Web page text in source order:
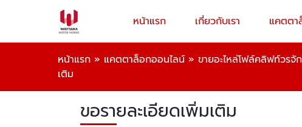
หน้าแรก เกี่ยวกับเรา แคตตา
หน้าแรก » แคตตาล็อกออนไลน์ » ขายอะไหล่โฟล์คลิฟท์วรจั
เติม
ขอรายละเอียดเพิ่มเติม